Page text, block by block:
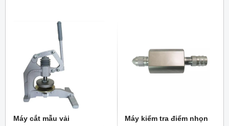
các thanh ghim.Thích hợp
cho vải dệt thoi và dệt kim.
Đáp ứng tiêu chuẩn ASTM
D5362, JIS L1058
Máy cắt mẫu vải
Máy kiểm tra điểm nhọn